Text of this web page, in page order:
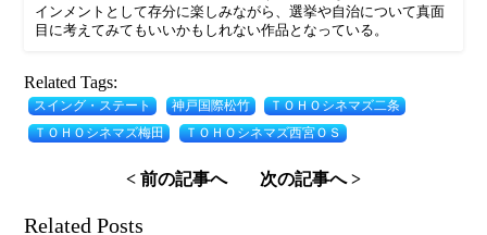
インメントとして存分に楽しみながら、選挙や自治について真面
目に考えてみてもいいかもしれない作品となっている。
Related Tags:
スイング・ステート 神戸国際松竹
ＴＯＨＯシネマズ二条
ＴＯＨＯシネマズ梅田
ＴＯＨＯシネマズ西宮ＯＳ
< 前の記事へ 次の記事へ >
Related Posts